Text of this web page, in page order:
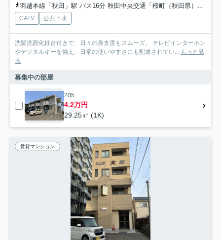
羽越本線「秋田」駅 バス16分 秋田中央交通「桜町（秋田県）」 停歩4分
CATV 公共下水
洗髪洗面化粧台付きで、日々の身支度もスムーズ。 テレビインターホン
やデジタルキーを備え、日常の使いやすさにも配慮されてい... もっと見
る
募集中の部屋
205
4.2万円
29.25㎡ (1K)
賃貸マンション